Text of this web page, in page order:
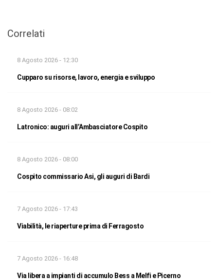
Correlati
8 Agosto 2026 - 12:30
Cupparo su risorse, lavoro, energia e sviluppo
8 Agosto 2026 - 08:02
Latronico: auguri all’Ambasciatore Cospito
8 Agosto 2026 - 08:00
Cospito commissario Asi, gli auguri di Bardi
7 Agosto 2026 - 17:43
Viabilità, le riaperture prima di Ferragosto
7 Agosto 2026 - 16:48
Via libera a impianti di accumulo Bess a Melfi e Picerno